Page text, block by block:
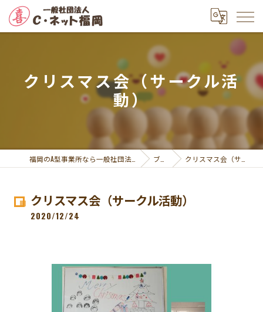
クリスマス会（サークル活
動）
ブログ クリスマス会（サークル活動）
クリスマス会（サークル活動）
2020/12/24